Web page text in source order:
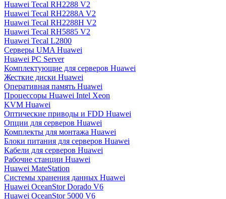
Huawei Tecal RH2288 V2
Huawei Tecal RH2288A V2
Huawei Tecal RH2288H V2
Huawei Tecal RH5885 V2
Huawei Tecal L2800
Серверы UMA Huawei
Huawei PC Server
Комплектующие для серверов Huawei
Жесткие диски Huawei
Оперативная память Huawei
Процессоры Huawei Intel Xeon
KVM Huawei
Оптические приводы и FDD Huawei
Опции для серверов Huawei
Комплекты для монтажа Huawei
Блоки питания для серверов Huawei
Кабели для серверов Huawei
Рабочие станции Huawei
Huawei MateStation
Системы хранения данных Huawei
Huawei OceanStor Dorado V6
Huawei OceanStor 5000 V6